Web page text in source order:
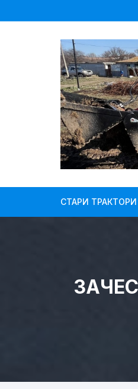
to
СТАРИ ТРАКТОРИ